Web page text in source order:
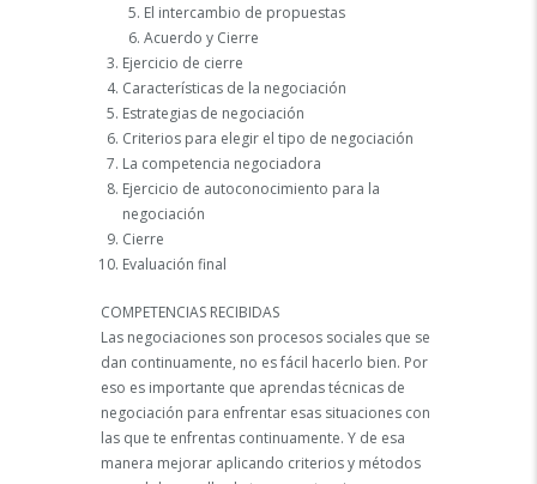
El intercambio de propuestas
Acuerdo y Cierre
Ejercicio de cierre
Características de la negociación
Estrategias de negociación
Criterios para elegir el tipo de negociación
La competencia negociadora
Ejercicio de autoconocimiento para la
negociación
Cierre
Evaluación final
COMPETENCIAS RECIBIDAS
Las negociaciones son procesos sociales que se
dan continuamente, no es fácil hacerlo bien. Por
eso es importante que aprendas técnicas de
negociación para enfrentar esas situaciones con
las que te enfrentas continuamente. Y de esa
manera mejorar aplicando criterios y métodos